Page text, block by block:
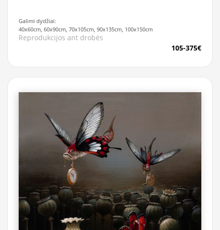
Galimi dydžiai:
40x60cm, 60x90cm, 70x105cm, 90x135cm, 100x150cm
Reprodukcijos ant drobės
105-375€